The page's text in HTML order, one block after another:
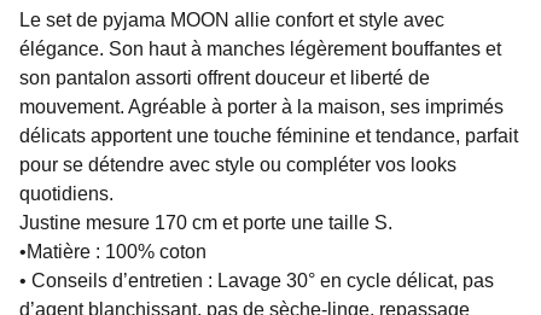
Le set de pyjama MOON allie confort et style avec
élégance. Son haut à manches légèrement bouffantes et
son pantalon assorti offrent douceur et liberté de
mouvement. Agréable à porter à la maison, ses imprimés
délicats apportent une touche féminine et tendance, parfait
pour se détendre avec style ou compléter vos looks
quotidiens.
Justine mesure 170 cm et porte une taille S.
•Matière : 100% coton
• Conseils d’entretien : Lavage 30° en cycle délicat, pas
d’agent blanchissant, pas de sèche-linge, repassage